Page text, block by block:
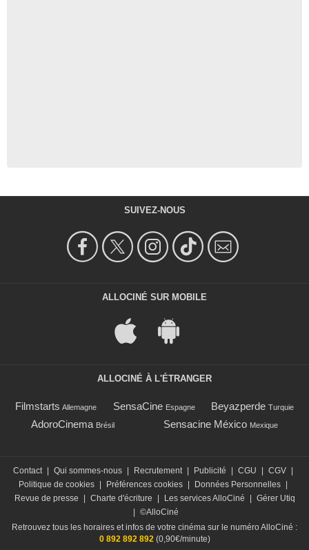
SUIVEZ-NOUS
ALLOCINÉ SUR MOBILE
ALLOCINÉ À L'ÉTRANGER
Filmstarts Allemagne SensaCine Espagne Beyazperde Turquie
AdoroCinema Brésil Sensacine México Mexique
Contact Qui sommes-nous Recrutement Publicité CGU CGV
Politique de cookies
Préférences cookies Données Personnelles
Revue de presse
Charte d'écriture Les services AlloCiné
Gérer Utiq
©AlloCiné
Retrouvez tous les horaires et infos de votre cinéma sur le numéro AlloCiné :
0 892 892 892(0,90€/minute)